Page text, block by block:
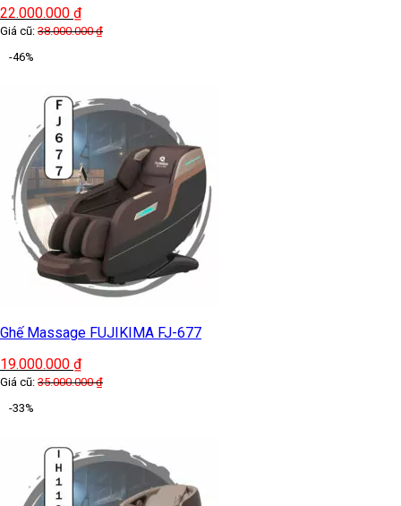
22.000.000 ₫
Giá cũ: 38.000.000₫
-46%
Ghế Massage FUJIKIMA FJ-677
19.000.000 ₫
Giá cũ: 35.000.000₫
-33%